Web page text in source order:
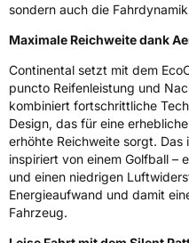
Elektro Ja
EU Label
EffizienzA
NasshaftungB
Rollgeräusch (Klasse)B
sondern auch die
Maximale Reichweite dank
Continental setzt mit dem
puncto Reifenleistung und
kombiniert fortschrittliche
Design, das für eine
erhöhte Reichweite sorgt.
inspiriert von einem Golfball –
und einen niedrigen
Energieaufwand und damit
Fahrzeug.